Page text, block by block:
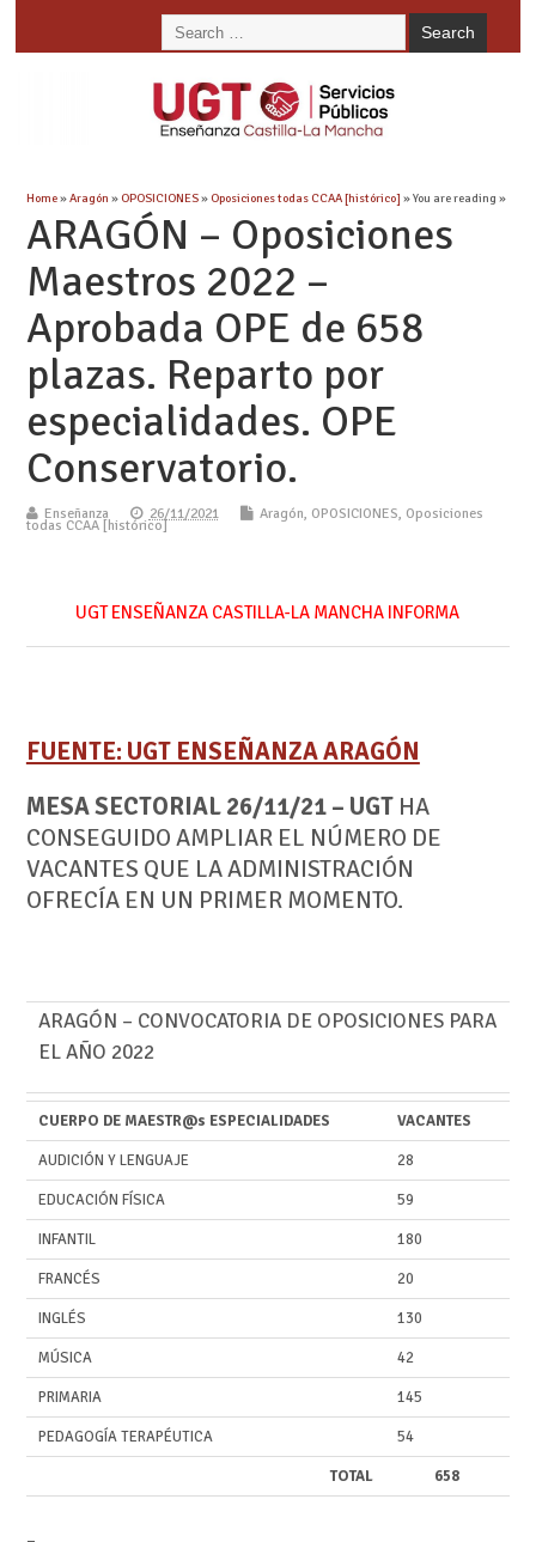
Home»Aragón » OPOSICIONES» Oposiciones todas CCAA [histórico] » You are reading »
ARAGÓN – Oposiciones
Maestros 2022 –
Aprobada OPE de 658
plazas. Reparto por
especialidades. OPE
Conservatorio.
Enseñanza 26/11/2021 Aragón, OPOSICIONES, Oposiciones
todas CCAA [histórico]
UGT ENSEÑANZA CASTILLA-LA MANCHA INFORMA
FUENTE: UGT ENSEÑANZA ARAGÓN
MESASECTORIAL 26/11/21 – UGTHA
CONSEGUIDO AMPLIAR EL NÚMERO DE
VACANTES QUE LA ADMINISTRACIÓN
OFRECÍA EN UN PRIMER MOMENTO.
ARAGÓN – CONVOCATORIA DE OPOSICIONES PARA
EL AÑO 2022
CUERPO DE MAESTR@s ESPECIALIDADES VACANTES
AUDICIÓN Y LENGUAJE 28
EDUCACIÓN FÍSICA 59
INFANTIL 180
FRANCÉS 20
INGLÉS 130
MÚSICA 42
PRIMARIA 145
PEDAGOGÍA TERAPÉUTICA 54
TOTAL 658